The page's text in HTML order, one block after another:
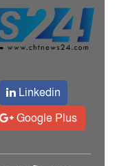
Linkedin
Google Plus